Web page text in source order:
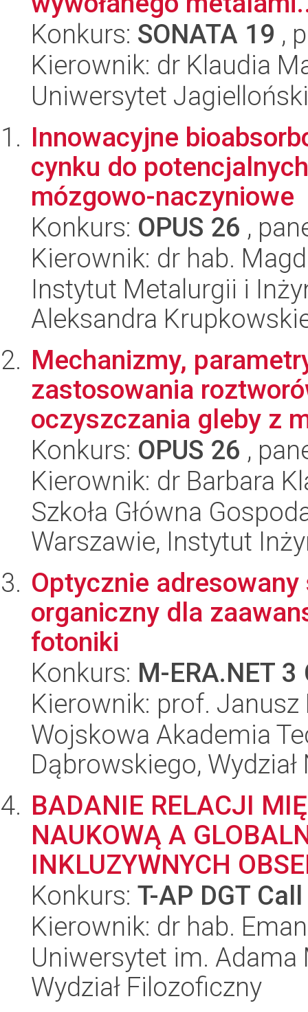
Konkurs: SONATA 19 ,
Kierownik: dr Klaudia
Uniwersytet
Innowacyjne
cynku do
mózgowo-naczyniowe
Konkurs: OPUS 26 ,
Kierownik: dr hab.
Instytut Metalurgii i
Aleksandra
Mechanizmy,
zastosowania
oczyszczania gleby z
Konkurs: OPUS 26 ,
Kierownik: dr Barbara
Szkoła Główna
Warszawie, Instytut
Optycznie
organiczny dla
fotoniki
Konkurs: M-ERA.NET
Kierownik: prof. Janusz
Wojskowa Akademia
Dąbrowskiego,
BADANIE RELACJI
NAUKOWĄ A
INKLUZYWNYCH
Konkurs: T-AP DGT
Kierownik: dr hab.
Uniwersytet im.
Wydział Filozoficzny